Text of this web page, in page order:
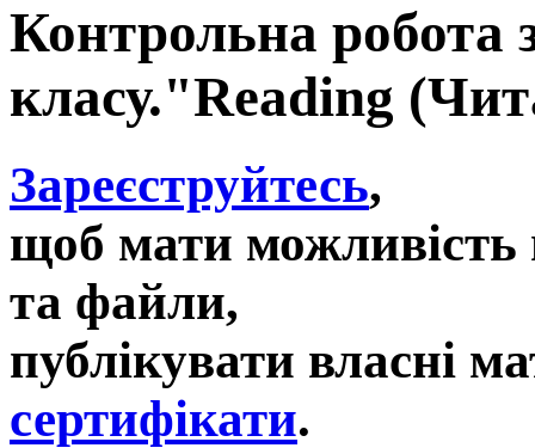
Контрольна робота
класу."Reading
Зареєструйтесь,
щоб мати можливість
та файли,
публікувати власні
сертифікати.